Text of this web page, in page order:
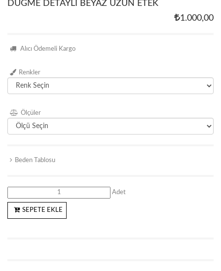
DÜĞME DETAYLI BEYAZ UZUN ETEK
1.000,00
Alıcı Ödemeli Kargo
Renkler
Ölçüler
Beden Tablosu
Adet
SEPETE EKLE